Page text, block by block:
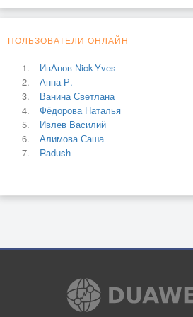
ПОЛЬЗОВАТЕЛИ ОНЛАЙН
ИвАнов Nick-Yves
Анна Р.
Ванина Светлана
Фёдорова Наталья
Ивлев Василий
Алимова Саша
Radush